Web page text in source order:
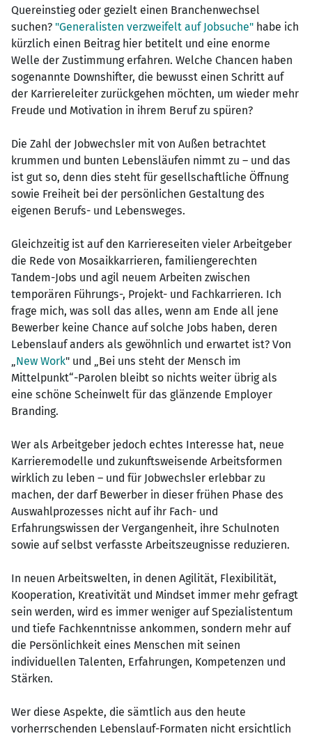
Quereinstieg oder gezielt einen Branchenwechsel
suchen? "Generalisten verzweifelt auf Jobsuche" habe ich
kürzlich einen Beitrag hier betitelt und eine enorme
Welle der Zustimmung erfahren. Welche Chancen haben
sogenannte Downshifter, die bewusst einen Schritt auf
der Karriereleiter zurückgehen möchten, um wieder mehr
Freude und Motivation in ihrem Beruf zu spüren?
Die Zahl der Jobwechsler mit von Außen betrachtet
krummen und bunten Lebensläufen nimmt zu – und das
ist gut so, denn dies steht für gesellschaftliche Öffnung
sowie Freiheit bei der persönlichen Gestaltung des
eigenen Berufs- und Lebensweges.
Gleichzeitig ist auf den Karriereseiten vieler Arbeitgeber
die Rede von Mosaikkarrieren, familiengerechten
Tandem-Jobs und agil neuem Arbeiten zwischen
temporären Führungs-, Projekt- und Fachkarrieren. Ich
frage mich, was soll das alles, wenn am Ende all jene
Bewerber keine Chance auf solche Jobs haben, deren
Lebenslauf anders als gewöhnlich und erwartet ist? Von
„New Work" und „Bei uns steht der Mensch im
Mittelpunkt“-Parolen bleibt so nichts weiter übrig als
eine schöne Scheinwelt für das glänzende Employer
Branding.
Wer als Arbeitgeber jedoch echtes Interesse hat, neue
Karrieremodelle und zukunftsweisende Arbeitsformen
wirklich zu leben – und für Jobwechsler erlebbar zu
machen, der darf Bewerber in dieser frühen Phase des
Auswahlprozesses nicht auf ihr Fach- und
Erfahrungswissen der Vergangenheit, ihre Schulnoten
sowie auf selbst verfasste Arbeitszeugnisse reduzieren.
In neuen Arbeitswelten, in denen Agilität, Flexibilität,
Kooperation, Kreativität und Mindset immer mehr gefragt
sein werden, wird es immer weniger auf Spezialistentum
und tiefe Fachkenntnisse ankommen, sondern mehr auf
die Persönlichkeit eines Menschen mit seinen
individuellen Talenten, Erfahrungen, Kompetenzen und
Stärken.
Wer diese Aspekte, die sämtlich aus den heute
vorherrschenden Lebenslauf-Formaten nicht ersichtlich